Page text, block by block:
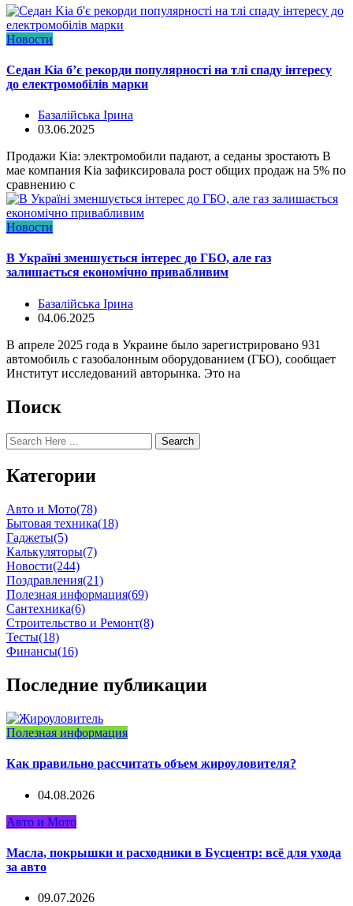
Новости
Седан Kia б’є рекорди популярності на тлі спаду інтересу
до електромобілів марки
Базалійська Ірина
03.06.2025
Продажи Kia: электромобили падают, а седаны зростають В
мае компания Kia зафиксировала рост общих продаж на 5% по
сравнению с
Новости
В Україні зменшується інтерес до ГБО, але газ
залишається економічно привабливим
Базалійська Ірина
04.06.2025
В апреле 2025 года в Украине было зарегистрировано 931
автомобиль с газобалонным оборудованием (ГБО), сообщает
Институт исследований авторынка. Это на
Поиск
Search
Категории
Авто и Мото(78)
Бытовая техника(18)
Гаджеты(5)
Калькуляторы(7)
Новости(244)
Поздравления(21)
Полезная информация(69)
Сантехника(6)
Строительство и Ремонт(8)
Тесты(18)
Финансы(16)
Последние публикации
Полезная информация
Как правильно рассчитать объем жироуловителя?
04.08.2026
Авто и Мото
Масла, покрышки и расходники в Бусцентр: всё для ухода
за авто
09.07.2026